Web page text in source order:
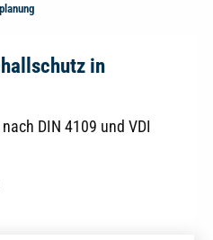
in
DIN 4109 und VDI